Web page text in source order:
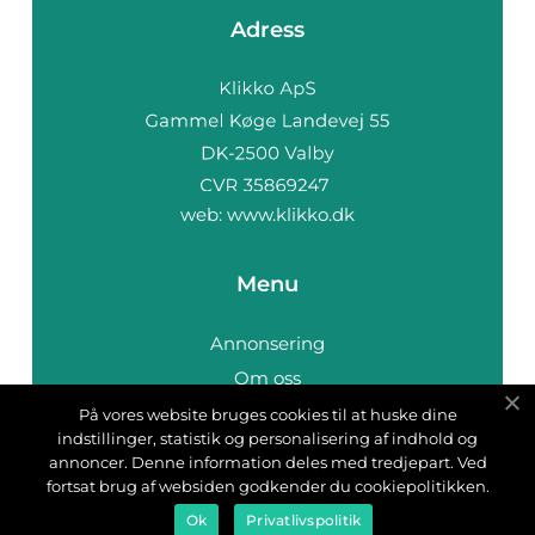
Adress
web: www.klikko.dk
Menu
Annonsering
Om oss
Cookies
Kontakta oss
Sitemap
På vores website bruges cookies til at huske dine
indstillinger, statistik og personalisering af indhold og
annoncer. Denne information deles med tredjepart. Ved
fortsat brug af websiden godkender du cookiepolitikken.
Ok Privatlivspolitik